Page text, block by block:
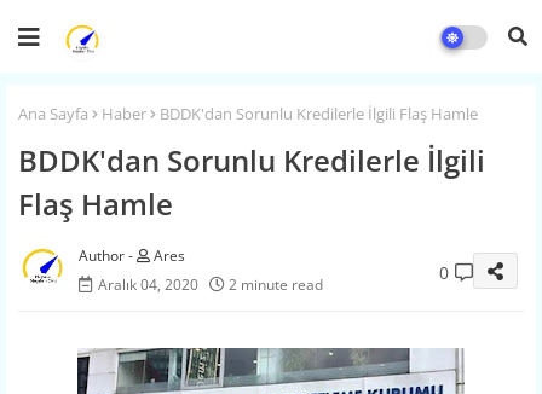
Ana Sayfa Haber BDDK'dan Sorunlu Kredilerle İlgili Flaş Hamle
BDDK'dan Sorunlu Kredilerle İlgili
Flaş Hamle
Ares
Aralık 04, 2020
2 minute read
0